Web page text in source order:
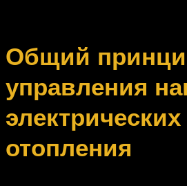
Общий
управления
отопления